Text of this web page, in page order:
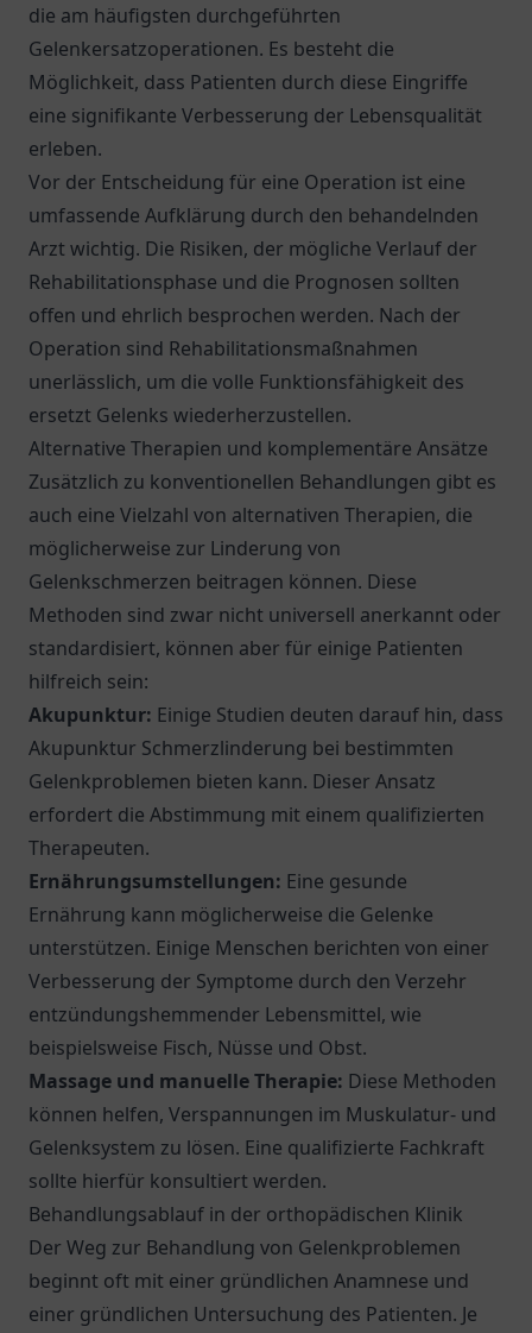
die am häufigsten durchgeführten
Gelenkersatzoperationen. Es besteht die
Möglichkeit, dass Patienten durch diese Eingriffe
eine signifikante Verbesserung der Lebensqualität
erleben.
Vor der Entscheidung für eine Operation ist eine
umfassende Aufklärung durch den behandelnden
Arzt wichtig. Die Risiken, der mögliche Verlauf der
Rehabilitationsphase und die Prognosen sollten
offen und ehrlich besprochen werden. Nach der
Operation sind Rehabilitationsmaßnahmen
unerlässlich, um die volle Funktionsfähigkeit des
ersetzt Gelenks wiederherzustellen.
Alternative Therapien und komplementäre Ansätze
Zusätzlich zu konventionellen Behandlungen gibt es
auch eine Vielzahl von alternativen Therapien, die
möglicherweise zur Linderung von
Gelenkschmerzen beitragen können. Diese
Methoden sind zwar nicht universell anerkannt oder
standardisiert, können aber für einige Patienten
hilfreich sein:
Akupunktur: Einige Studien deuten darauf hin, dass
Akupunktur Schmerzlinderung bei bestimmten
Gelenkproblemen bieten kann. Dieser Ansatz
erfordert die Abstimmung mit einem qualifizierten
Therapeuten.
Ernährungsumstellungen: Eine gesunde
Ernährung kann möglicherweise die Gelenke
unterstützen. Einige Menschen berichten von einer
Verbesserung der Symptome durch den Verzehr
entzündungshemmender Lebensmittel, wie
beispielsweise Fisch, Nüsse und Obst.
Massage und manuelle Therapie: Diese Methoden
können helfen, Verspannungen im Muskulatur- und
Gelenksystem zu lösen. Eine qualifizierte Fachkraft
sollte hierfür konsultiert werden.
Behandlungsablauf in der orthopädischen Klinik
Der Weg zur Behandlung von Gelenkproblemen
beginnt oft mit einer gründlichen Anamnese und
einer gründlichen Untersuchung des Patienten. Je